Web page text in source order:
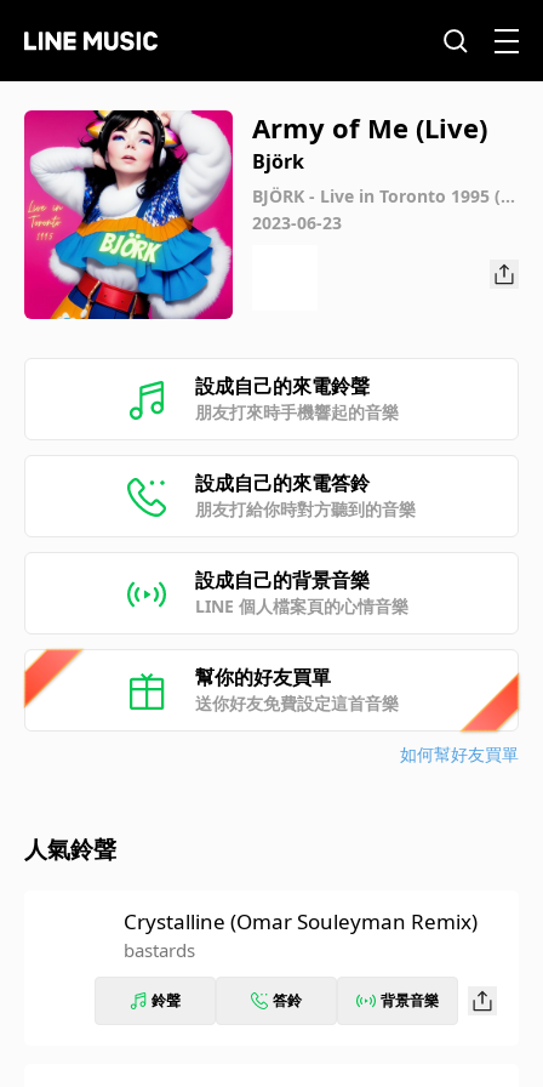
Army of Me (Live)
Björk
BJÖRK - Live in Toronto 1995 (Li
ve)
2023-06-23
設成自己的來電鈴聲
朋友打來時手機響起的音樂
設成自己的來電答鈴
朋友打給你時對方聽到的音樂
設成自己的背景音樂
LINE 個人檔案頁的心情音樂
幫你的好友買單
送你好友免費設定這首音樂
如何幫好友買單
人氣鈴聲
Crystalline (Omar Souleyman Remix)
bastards
鈴聲 答鈴 背景音樂